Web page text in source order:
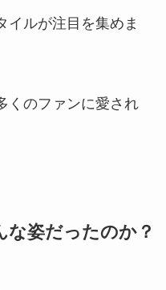
イルが注目を集めま
くのファンに愛され
姿だったのか？